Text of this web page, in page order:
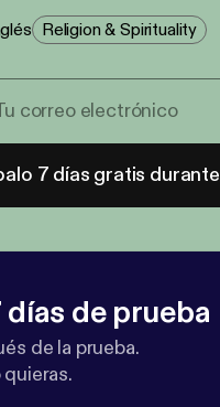
Religion & Spirituality
7 días gratis durante
días de prueba
de la prueba.